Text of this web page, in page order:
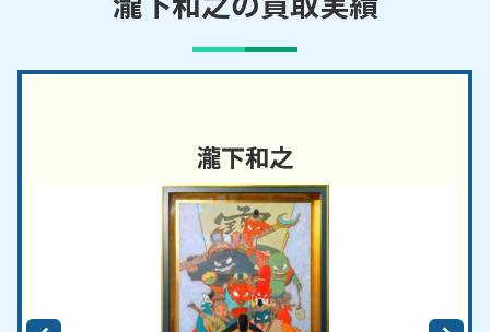
瀧下和之